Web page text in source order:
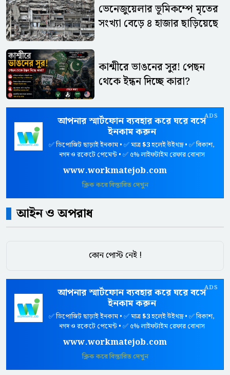
ভেনেজুয়েলার ভূমিকম্পে মৃতের
সংখ্যা বেড়ে ৪ হাজার ছাড়িয়েছে
কাশ্মীরে ভাঙনের সুর! পেছন
থেকে ইন্ধন দিচ্ছে কারা?
ADS
আপনার স্মার্টফোন ব্যবহার করে ঘরে বসে
ইনকাম করুন
✅ ডিপোজিট ছাড়াই ইনকাম • ✅ মাত্র$3হলেই উইথড্র • ✅ বিকাশ,
নগদ ও রকেটে পেমেন্ট • ✅ ৫% লাইফটাইম রেফার বোনাস
www.workmatejob.com
ক্লিক করে বিস্তারিত দেখুন
আইন ও অপরাধ
কোন পোস্ট নেই !
ADS
আপনার স্মার্টফোন ব্যবহার করে ঘরে বসে
ইনকাম করুন
✅ ডিপোজিট ছাড়াই ইনকাম • ✅ মাত্র$3হলেই উইথড্র • ✅ বিকাশ,
নগদ ও রকেটে পেমেন্ট • ✅ ৫% লাইফটাইম রেফার বোনাস
www.workmatejob.com
ক্লিক করে বিস্তারিত দেখুন